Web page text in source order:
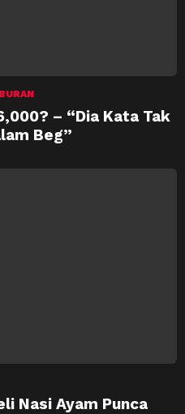
– “Dia Kata Tak
Beg”
Nasi Ayam Punca